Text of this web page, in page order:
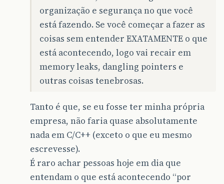
organização e segurança no que você
está fazendo. Se você começar a fazer as
coisas sem entender EXATAMENTE o que
está acontecendo, logo vai recair em
memory leaks, dangling pointers e
outras coisas tenebrosas.
Tanto é que, se eu fosse ter minha própria
empresa, não faria quase absolutamente
nada em C/C++ (exceto o que eu mesmo
escrevesse).
É raro achar pessoas hoje em dia que
entendam o que está acontecendo “por